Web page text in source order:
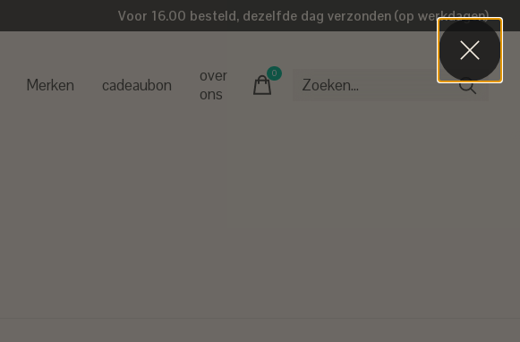
Voor 16.00 besteld, dezelfde dag verzonden (op werkdagen)
Merken cadeaubon
over
ons
0items